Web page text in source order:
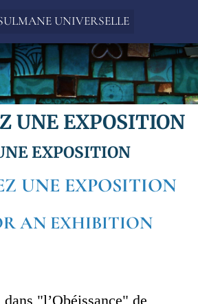
UNIVERSELLE
UNE EXPOSITION
EXPOSITION
UNE EXPOSITION
AN EXHIBITION